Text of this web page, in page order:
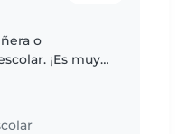
o
¡Es muy